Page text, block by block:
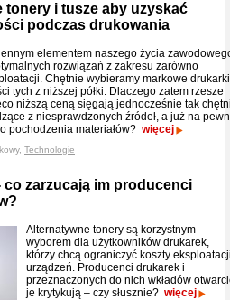
tonery i tusze aby uzyskać
podczas drukowania
elementem naszego życia
rozwiązań z zakresu zarówno
Chętnie wybieramy markowe
tych z niższej półki. Dlaczego zatem rzesze
niższą ceną sięgają jednocześnie tak
z niesprawdzonych źródeł, a już na
pochodzenia materiałów? więcej
Technologie
zarzucają im producenci
Alternatywne tonery są korzystnym
wyborem dla użytkowników drukarek,
którzy chcą ograniczyć koszty
urządzeń. Producenci drukarek i
przeznaczonych do nich wkładów
je krytykują – czy słusznie? więcej